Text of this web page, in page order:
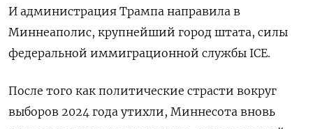
И администрация Трампа направила в
Миннеаполис, крупнейший город штата, силы
федеральной иммиграционной службы ICE.
После того как политические страсти вокруг
выборов 2024 года утихли, Миннесота вновь